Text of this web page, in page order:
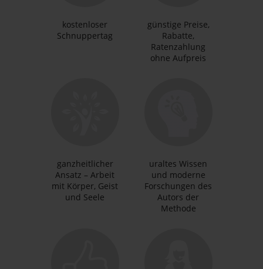
kostenloser
Schnuppertag
günstige Preise,
Rabatte,
Ratenzahlung
ohne Aufpreis
ganzheitlicher
Ansatz – Arbeit
mit Körper, Geist
und Seele
uraltes Wissen
und moderne
Forschungen des
Autors der
Methode